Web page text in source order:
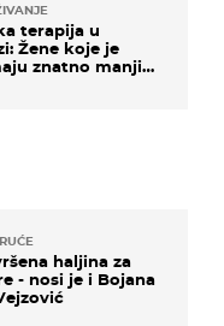
terapija u
Žene koje je
znatno manji
haljina za
- nosi je i Bojana